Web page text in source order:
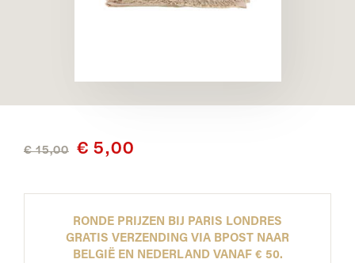
€ 15,00 € 5,00
RONDE PRIJZEN BIJ PARIS LONDRES
GRATIS VERZENDING VIA BPOST NAAR
BELGIË EN NEDERLAND VANAF € 50.